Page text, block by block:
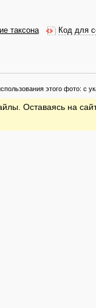
таксона Код для
этого фото: с
Оставаясь на